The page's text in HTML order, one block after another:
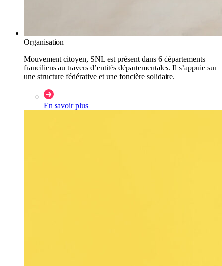
Organisation
Mouvement citoyen, SNL est présent dans 6 départements
franciliens au travers d’entités départementales. Il s’appuie sur
une structure fédérative et une foncière solidaire.
En savoir plus